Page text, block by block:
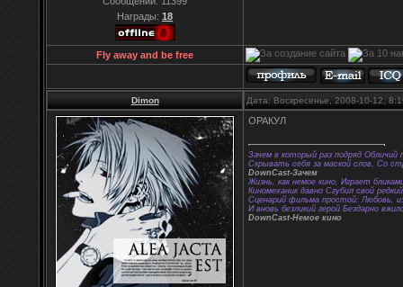
Награды: 18
Fly away and be free
Dimon Дата: Воскресенье, 2008-10-12,
ОРАКУЛ
Зачем в который раз подряд Обличий
Скрывать себя за маской слов, Со
DownCast-Зачем
Жизнь, как немое кино, Играет
Киномеханик давно Сгубил свой
Сценарий фильма простой: Любовь,
И вновь безликий герой Бездарно
DownCast-Немое кино